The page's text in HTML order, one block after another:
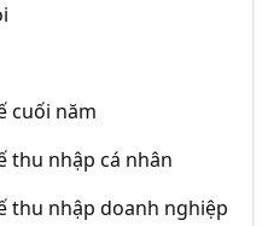
cuối năm
thu nhập cá nhân
thu nhập doanh nghiệp